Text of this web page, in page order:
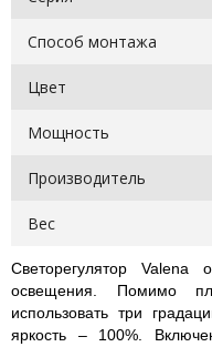
Способ монтажа
Цвет
Мощность
Производитель
Вес
Светорегулятор Valena
освещения. Помимо
использовать три
яркость – 100%.